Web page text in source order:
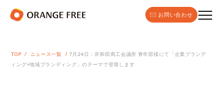
お問い合わせ
TOP ニュース一覧
7月24日：岸和田商工会議所 青年部様にて「企業ブランデ
ィング×地域ブランディング」のテーマで登壇します